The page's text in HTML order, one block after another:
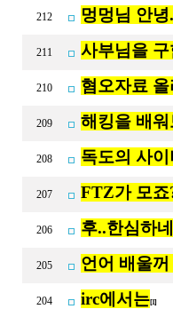
212 멍멍님 안녕
211 사부님을
210 혐오자료
209 해킹을 배
208 독도의 사
207 FTZ가 모죠
206 후..한심하
205 언어 배울
204 irc에서는[1]